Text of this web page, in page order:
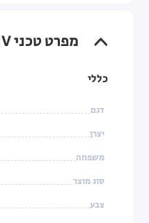
מפרט טכני Lenovo IdeaCentre AIO 3 24IAP7 F0GH0076IV ללא מערכת הפעלה
כללי
דגם
יצרן
משפחה
סוג מוצר
צבע